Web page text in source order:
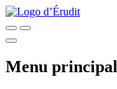
Menu principal